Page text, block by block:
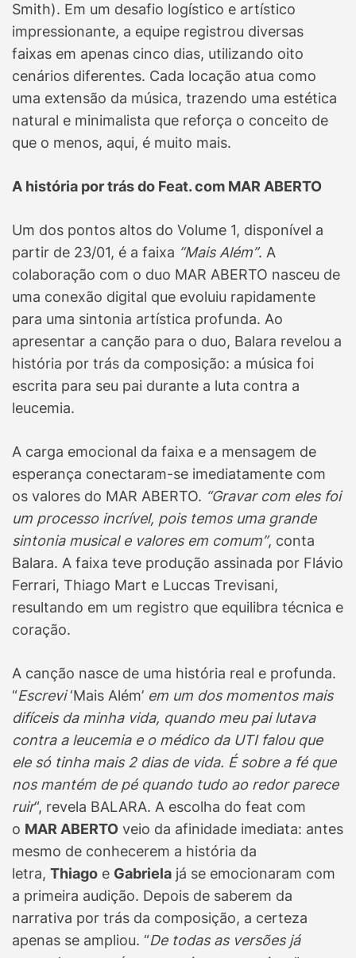
Smith). Em um desafio logístico e artístico
impressionante, a equipe registrou diversas
faixas em apenas cinco dias, utilizando oito
cenários diferentes. Cada locação atua como
uma extensão da música, trazendo uma estética
natural e minimalista que reforça o conceito de
que o menos, aqui, é muito mais.
A história por trás do Feat. com MAR ABERTO
Um dos pontos altos do Volume 1, disponível a
partir de 23/01, é a faixa “Mais Além”. A
colaboração com o duo MAR ABERTO nasceu de
uma conexão digital que evoluiu rapidamente
para uma sintonia artística profunda. Ao
apresentar a canção para o duo, Balara revelou a
história por trás da composição: a música foi
escrita para seu pai durante a luta contra a
leucemia.
A carga emocional da faixa e a mensagem de
esperança conectaram-se imediatamente com
os valores do MAR ABERTO. “Gravar com eles foi
um processo incrível, pois temos uma grande
sintonia musical e valores em comum”, conta
Balara. A faixa teve produção assinada por Flávio
Ferrari, Thiago Mart e Luccas Trevisani,
resultando em um registro que equilibra técnica e
coração.
A canção nasce de uma história real e profunda.
“Escrevi‘Mais Além’ em um dos momentos mais
difíceis da minha vida, quando meu pai lutava
contra a leucemia e o médico da UTI falou que
ele só tinha mais 2 dias de vida. É sobre a fé que
nos mantém de pé quando tudo ao redor parece
ruir“, revela BALARA. A escolha do feat com
o MAR ABERTO veio da afinidade imediata: antes
mesmo de conhecerem a história da
letra, Thiago e Gabriela já se emocionaram com
a primeira audição. Depois de saberem da
narrativa por trás da composição, a certeza
apenas se ampliou. “De todas as versões já